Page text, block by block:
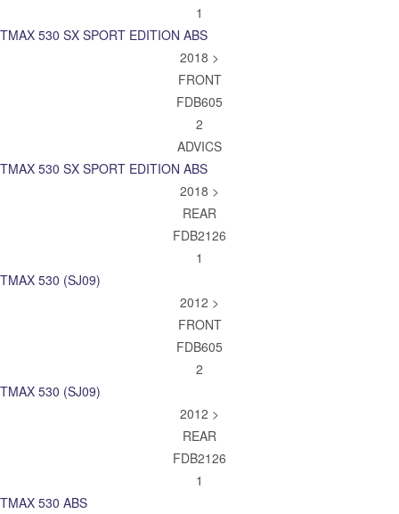
1
TMAX 530 SX SPORT EDITION ABS
2018 >
FRONT
FDB605
2
ADVICS
TMAX 530 SX SPORT EDITION ABS
2018 >
REAR
FDB2126
1
TMAX 530 (SJ09)
2012 >
FRONT
FDB605
2
TMAX 530 (SJ09)
2012 >
REAR
FDB2126
1
TMAX 530 ABS